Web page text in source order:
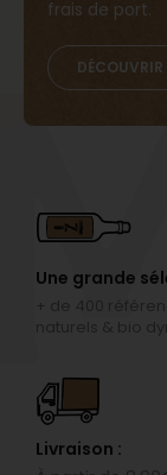
frais de port.
Une grande
+ de 400
Livraison :